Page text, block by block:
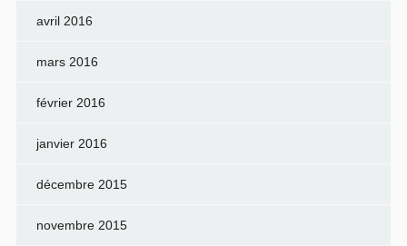
avril 2016
mars 2016
février 2016
janvier 2016
décembre 2015
novembre 2015